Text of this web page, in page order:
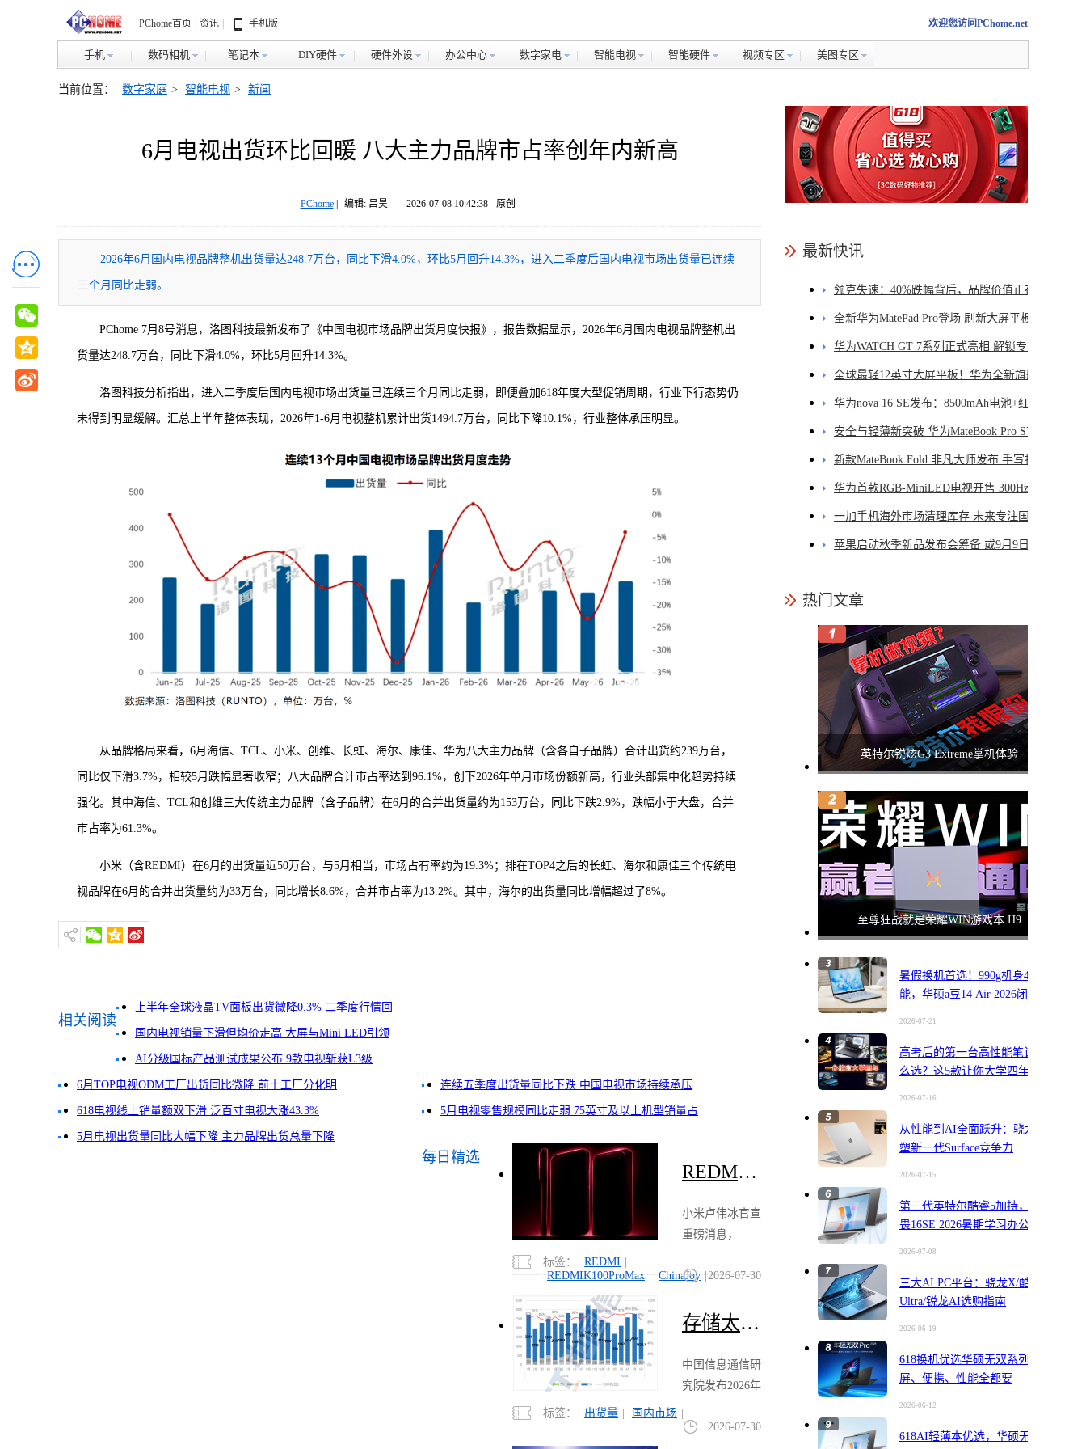
PChome首页 资讯 手机版 欢迎您访问PChome.net
手机 数码相机 笔记本 DIY硬件 硬件外设 办公中心 数字家电 智能电视 智能硬件 视频专区 美图专区
当前位置： 数字家庭 > 智能电视 > 新闻
6月电视出货环比回暖 八大主力品牌市占率创年内新高
PChome| 编辑: 吕昊 2026-07-08 10:42:38 原创
2026年6月国内电视品牌整机出货量达248.7万台，同比下滑4.0%，环比5月回升14.3%，进入二季度后国内电视市场出货量已连续
三个月同比走弱。
PChome 7月8号消息，洛图科技最新发布了《中国电视市场品牌出货月度快报》，报告数据显示，2026年6月国内电视品牌整机出
货量达248.7万台，同比下滑4.0%，环比5月回升14.3%。
洛图科技分析指出，进入二季度后国内电视市场出货量已连续三个月同比走弱，即便叠加618年度大型促销周期，行业下行态势仍
未得到明显缓解。汇总上半年整体表现，2026年1-6月电视整机累计出货1494.7万台，同比下降10.1%，行业整体承压明显。
从品牌格局来看，6月海信、TCL、小米、创维、长虹、海尔、康佳、华为八大主力品牌（含各自子品牌）合计出货约239万台，
同比仅下滑3.7%，相较5月跌幅显著收窄；八大品牌合计市占率达到96.1%，创下2026年单月市场份额新高，行业头部集中化趋势持续
强化。其中海信、TCL和创维三大传统主力品牌（含子品牌）在6月的合并出货量约为153万台，同比下跌2.9%，跌幅小于大盘，合并
市占率为61.3%。
小米（含REDMI）在6月的出货量近50万台，与5月相当，市场占有率约为19.3%；排在TOP4之后的长虹、海尔和康佳三个传统电
视品牌在6月的合并出货量约为33万台，同比增长8.6%，合并市占率为13.2%。其中，海尔的出货量同比增幅超过了8%。
相关阅读
上半年全球液晶TV面板出货微降0.3% 二季度行情回
暖 国内电视销量下滑但均价走高 大屏与Mini LED引领
升级AI分级国标产品测试成果公布 9款电视斩获L3级
6月TOP电视ODM工厂出货同比微降 前十工厂分化明
显
连续五季度出货量同比下跌 中国电视市场持续承压
618电视线上销量额双下滑 泛百寸电视大涨43.3% 5月电视零售规模同比走弱 75英寸及以上机型销量占
5月电视出货量同比大幅下降 主力品牌出货总量下降
每日精选
REDMI
明天CJ亮
相 或是
K100 Pro
小米卢伟冰官宣
重磅消息，
舰新机将于7月
ChinaJoy，新机
10:30的专属直
播活动中正式开
标签： REDMI |
REDMIK100ProMax | ChinaJoy | 2026-07-30
存储太贵
6月国内
出货量下
滑15.3%
中国信息通信研
究院发布2026年
6月国内手机市
场运行报告，当
标签： 出货量 | 国内市场 |
2026-07-30
最新快讯
领克失速：40%跌幅背后，品牌价值正在被稀
释
全新华为MatePad Pro登场 刷新大屏平板轻薄纪
录
华为WATCH GT 7系列正式亮相 解锁专业运动
新体验
全球最轻12英寸大屏平板！华为全新旗舰
MatePad Pro正式发布
华为nova 16 SE发布：8500mAh电池+红枫镜头
安全与轻薄新突破 华为MateBook Pro S首发一
区双像素技术防窥屏
新款MateBook Fold 非凡大师发布 手写折叠屏
引领PC交互新体验
华为首款RGB-MiniLED电视开售 300Hz超高刷
新率
一加手机海外市场清理库存 未来专注国内市场
苹果启动秋季新品发布会筹备 或9月9日举办
热门文章
英特尔锐炫G3 Extreme掌机体验
至尊狂战就是荣耀WIN游戏本 H9
暑假换机首选！990g机身45W性
能，华硕a豆14 Air 2026闭眼入
2026-07-21
高考后的第一台高性能笔记本怎
么选？这5款让你大学四年一步到
2026-07-16
从性能到AI全面跃升：骁龙X2重
塑新一代Surface竞争力
2026-07-15
第三代英特尔酷睿5加持，华硕无
畏16SE 2026暑期学习办公娱乐一
2026-07-08
三大AI PC平台：骁龙X/酷睿
Ultra/锐龙AI选购指南
2026-06-19
618换机优选华硕无双系列，大
屏、便携、性能全都要
2026-06-12
618AI轻薄本优选，华硕无畏